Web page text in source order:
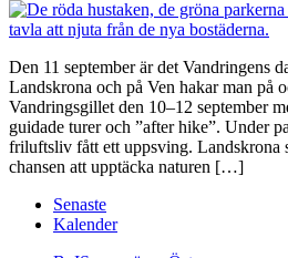
Den 11 september är det Vandringens
Landskrona och på Ven hakar man på
Vandringsgillet den 10–12 september
guidade turer och ”after hike”. Under
friluftsliv fått ett uppsving. Landskrona
chansen att upptäcka naturen […]
Senaste
Kalender